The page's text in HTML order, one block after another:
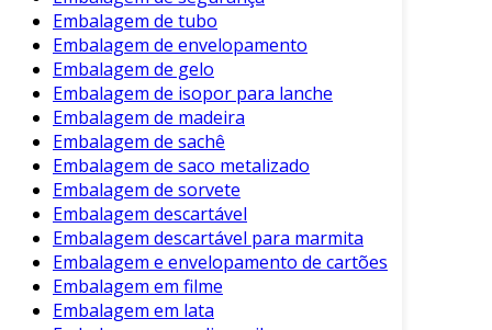
investir tempo e recursos nessa fase pode
resultar em produtos mais bem-sucedidos no
mercado.
Além disso, garantir que a embalagem atenda
às expectativas dos consumidores é
fundamental. Um mockup bem elaborado pode
ser a chave para um lançamento bem-sucedido.
Dessa forma, muitas empresas têm adotado o
uso contínuo de mockups. Este recurso não só
aprimora o design, mas também potencializa a
aceitação do produto pelo público-alvo. Assim,
Embalagem de tubo
Embalagem de envelopamento
Embalagem de gelo
Embalagem de isopor para lanche
Embalagem de madeira
Embalagem de sachê
Embalagem de saco metalizado
Embalagem de sorvete
Embalagem descartável
Embalagem descartável para marmita
Embalagem e envelopamento de cartões
Embalagem em filme
Embalagem em lata